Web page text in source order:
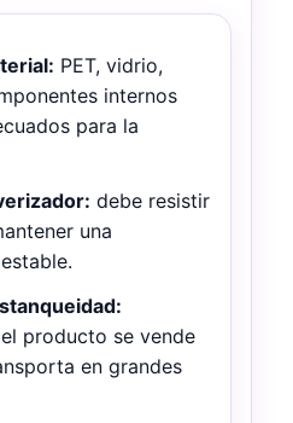
PET, vidrio,
internos
para la
debe resistir
una
producto se vende
en grandes